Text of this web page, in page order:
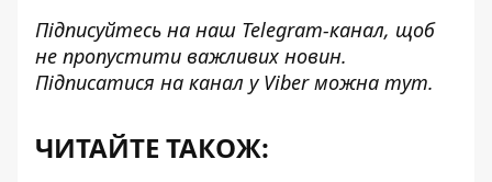
Підписуйтесь на наш Telegram-канал, щоб
не пропустити важливих новин.
Підписатися на канал у Viber можна тут.
ЧИТАЙТЕ ТАКОЖ: